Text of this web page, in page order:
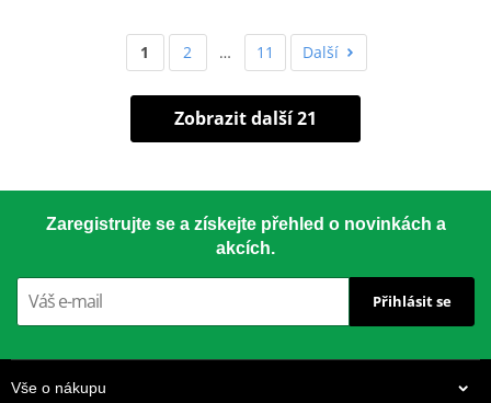
1 2 … 11 Další
Zobrazit další 21
Zaregistrujte se a získejte přehled o novinkách a
akcích.
Přihlásit se
Vše o nákupu